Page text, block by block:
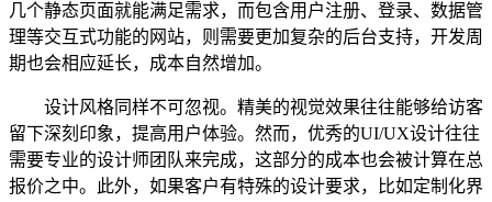
几个静态页面就能满足需求，而包含用户注册、登录、数据管
理等交互式功能的网站，则需要更加复杂的后台支持，开发周
期也会相应延长，成本自然增加。
设计风格同样不可忽视。精美的视觉效果往往能够给访客
留下深刻印象，提高用户体验。然而，优秀的UI/UX设计往往
需要专业的设计师团队来完成，这部分的成本也会被计算在总
报价之中。此外，如果客户有特殊的设计要求，比如定制化界